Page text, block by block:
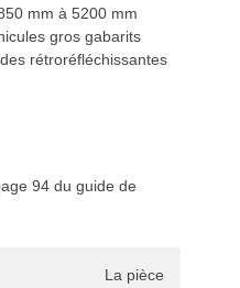
mm à 5200 mm
gros gabarits
rétroréfléchissantes
94 du guide de
La pièce